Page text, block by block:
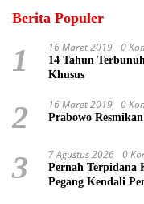
Berita Populer
1 16 Maret 2019 0
14 Tahun
Khusus
2 16 Maret 2019 0
Prabowo
3 7 Agustus 2026 0
Pernah Terpidana
Pegang Kendali